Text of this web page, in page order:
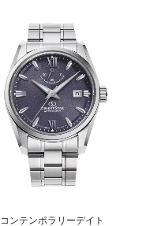
コンテンポラリーデイト